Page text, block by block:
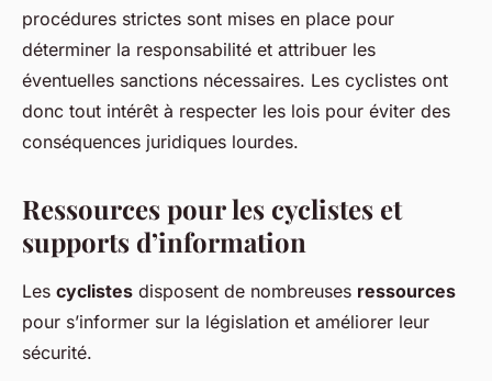
procédures strictes sont mises en place pour
déterminer la responsabilité et attribuer les
éventuelles sanctions nécessaires. Les cyclistes ont
donc tout intérêt à respecter les lois pour éviter des
conséquences juridiques lourdes.
Ressources pour les cyclistes et
supports d’information
Les cyclistes disposent de nombreuses ressources
pour s’informer sur la législation et améliorer leur
sécurité.